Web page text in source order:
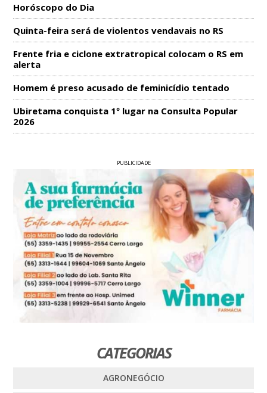
Horóscopo do Dia
Quinta-feira será de violentos vendavais no RS
Frente fria e ciclone extratropical colocam o RS em
alerta
Homem é preso acusado de feminicídio tentado
Ubiretama conquista 1º lugar na Consulta Popular
2026
PUBLICIDADE
CATEGORIAS
AGRONEGÓCIO